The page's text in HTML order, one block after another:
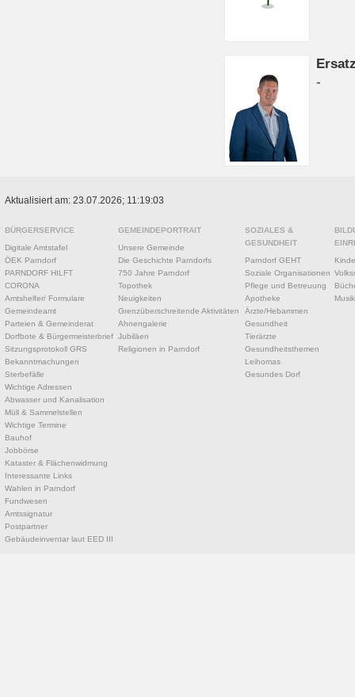
-
Aktualisiert am: 23.07.2026; 11:19:03
BÜRGERSERVICE
Digitale Amtstafel
ÖEK Parndorf
PARNDORF HILFT
CORONA
Amtshelfer/ Formulare
Gemeindeamt
Parteien & Gemeinderat
Dorfbote & Bürgermeisterbrief
Sitzungsprotokoll GRS
Bekanntmachungen
Sterbefälle
Wichtige Adressen
Abwasser und Kanalisation
Müll & Sammelstellen
Wichtige Termine
Bauhof
Jobbörse
Kataster & Flächenwidmung
Interessante Links
Wahlen in Parndorf
Fundwesen
Amtssignatur
Postpartner
Gebäudeinventar laut EED III
GEMEINDEPORTRAIT
Unsere Gemeinde
Die Geschichte Parndorfs
750 Jahre Parndorf
Topothek
Neuigkeiten
Grenzüberschreitende Aktivitäten
Ahnengalerie
Jubiläen
Religionen in Parndorf
SOZIALES &
GESUNDHEIT
Parndorf GEHT
Soziale Organisationen
Pflege und Betreuung
Apotheke
Ärzte/Hebammen
Gesundheit
Tierärzte
Gesundheitsthemen
Leihomas
Gesundes Dorf